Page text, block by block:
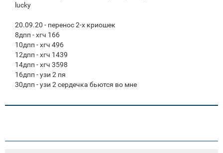
lucky
20.09.20 - перенос 2-х криошек
8дпп - хгч 166
10дпп - хгч 496
12дпп - хгч 1439
14дпп - хгч 3598
16дпп - узи 2 пя
30дпп - узи 2 сердечка бьются во мне